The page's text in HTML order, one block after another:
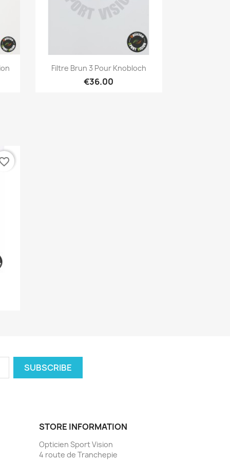
Quick view
Filtre Brun 3 Pour Knobloch
€36.00
STORE INFORMATION
Opticien Sport Vision
4 route de Tranchepie